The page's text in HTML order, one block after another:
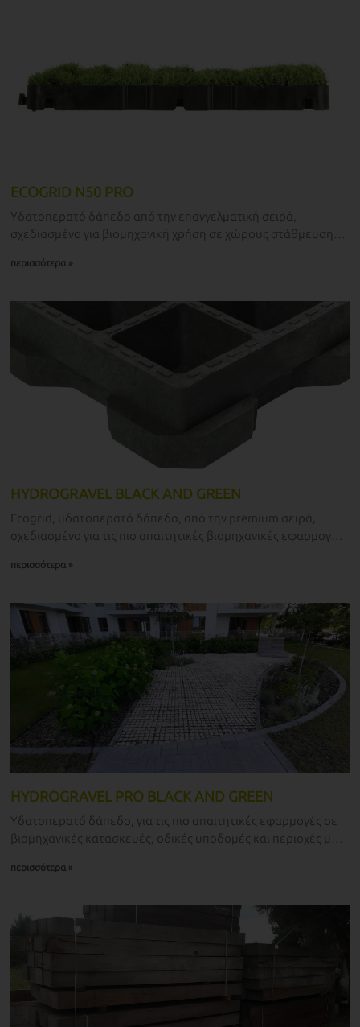
ECOGRID N50 PRO
Υδατοπερατό δάπεδο από την επαγγελματική σειρά,
σχεδιασμένο για βιομηχανική χρήση σε χώρους στάθμευσης,
περιοχές. Ανθεκτικό σε βαριά φορτία και εντατική χρήση.
περισσότερα »
HYDROGRAVEL BLACK AND GREEN
Ecogrid, υδατοπερατό δάπεδο, από την premium σειρά,
σχεδιασμένο για τις πιο απαιτητικές βιομηχανικές εφαρμογές
δρόμους, δρομάκια και περιοχές με την υψηλότερη
περισσότερα »
HYDROGRAVEL PRO BLACK AND GREEN
Υδατοπερατό δάπεδο, για τις πιο απαιτητικές εφαρμογές σε
βιομηχανικές κατασκευές, οδικές υποδομές και περιοχές με
περισσότερα »